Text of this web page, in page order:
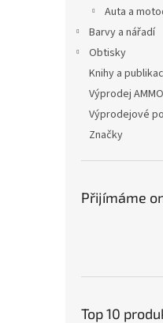
Auta a
Barvy a nářadí
Obtisky
Knihy a
Výprodej
Výprodejové
Značky
Přijímáme
Top 10